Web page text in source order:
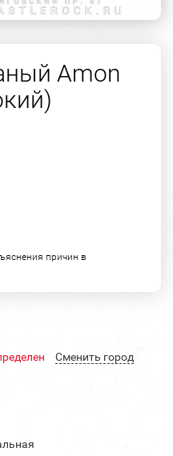
Amon
причин в
Cменить город